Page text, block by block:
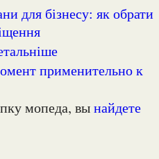
мопеда, вынайдете